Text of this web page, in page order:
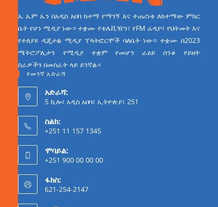
ኤ ኤም ኤን በአዲስ አበባ ከተማ የማገኝ እና ተጠሪነቱ ለከተማው ምክር
ቤት የሆነ ሚዲያ ነው። ተቋሙ የቴሌቪዥን፣ የFM ሬዲዮ፣ የህትመት እና
የተለያዩ ዲጂታል ሚዲያ ፕላትፎርሞች ባለቤት ነው። ተቋሙ በ2023
ሜትሮፖሊታን የሚዲያ ተቋም የመሆን ራዕይ ሰንቆ የይዘት
ስራዎችን በመስራት ላይ ይገኛል።
የመገኛ አድራሻ
አድራሻ:
5 ኪሎ፣ አዲስ አበባ፣ ኢትዮጵያ፣ 251
ስልክ:
+251 11 157 1345
ሞባይል:
+251 900 00 00 00
ፋክስ:
621-254-2147